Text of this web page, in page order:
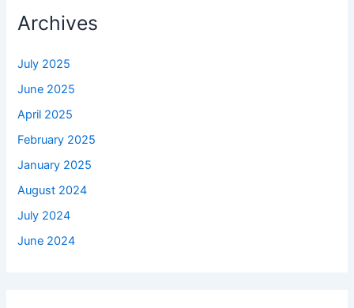
Archives
July 2025
June 2025
April 2025
February 2025
January 2025
August 2024
July 2024
June 2024